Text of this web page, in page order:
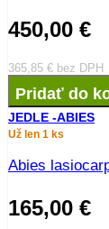
450,00 €
365,85 € bez DPH
Pridať do
JEDLE -ABIES
Už len 1 ks
Abies
165,00 €